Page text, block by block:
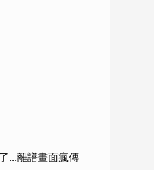
…離譜畫面瘋傳